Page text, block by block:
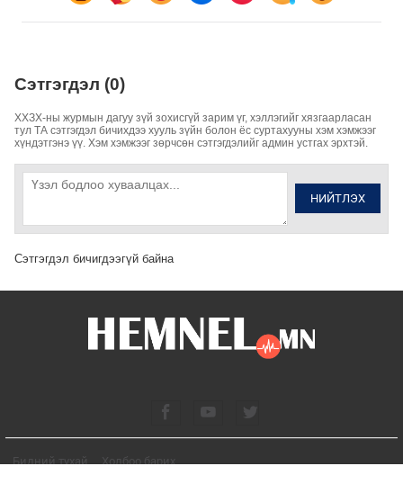
Сэтгэгдэл (0)
ХХЗХ-ны журмын дагуу зүй зохисгүй зарим үг, хэллэгийг хязгаарласан
тул ТА сэтгэгдэл бичихдээ хууль зүйн болон ёс суртахууны хэм хэмжээг
хүндэтгэнэ үү. Хэм хэмжээг зөрчсөн сэтгэгдэлийг админ устгах эрхтэй.
НИЙТЛЭХ
Сэтгэгдэл бичигдээгүй байна
Бидний тухай Холбоо барих